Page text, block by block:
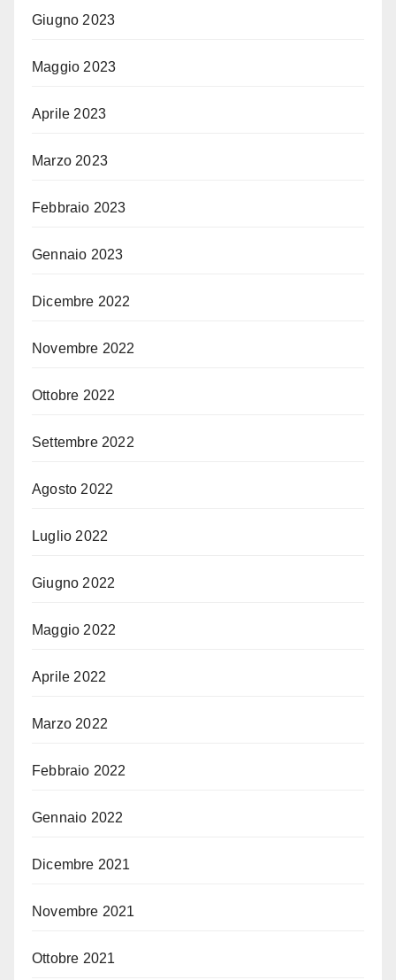
Giugno 2023
Maggio 2023
Aprile 2023
Marzo 2023
Febbraio 2023
Gennaio 2023
Dicembre 2022
Novembre 2022
Ottobre 2022
Settembre 2022
Agosto 2022
Luglio 2022
Giugno 2022
Maggio 2022
Aprile 2022
Marzo 2022
Febbraio 2022
Gennaio 2022
Dicembre 2021
Novembre 2021
Ottobre 2021